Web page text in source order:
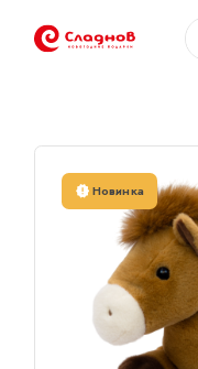
КАТАЛОГ
МОЖЕМ ЕЩЕ
ПОДОБРАТЬ
ДОСТАВКА И
Новинка